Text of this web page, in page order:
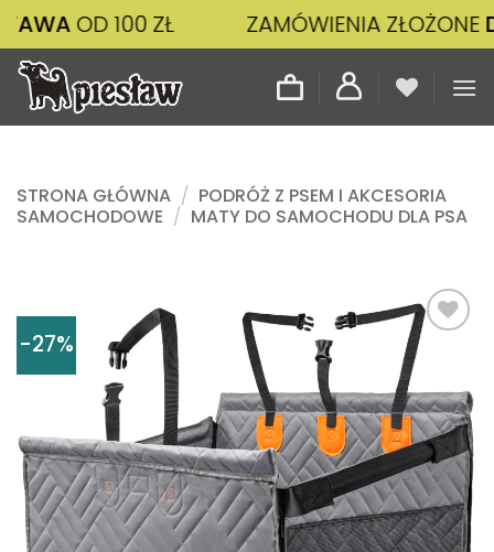
Przewiń
do
zawartości
100 ZŁ ZAMÓWIENIA ZŁOŻONEDO 14:00
STRONA GŁÓWNA / PODRÓŻ Z PSEM I AKCESORIA
SAMOCHODOWE / MATY DO SAMOCHODU DLA PSA
-27%
Dodaj
listy
życzeń